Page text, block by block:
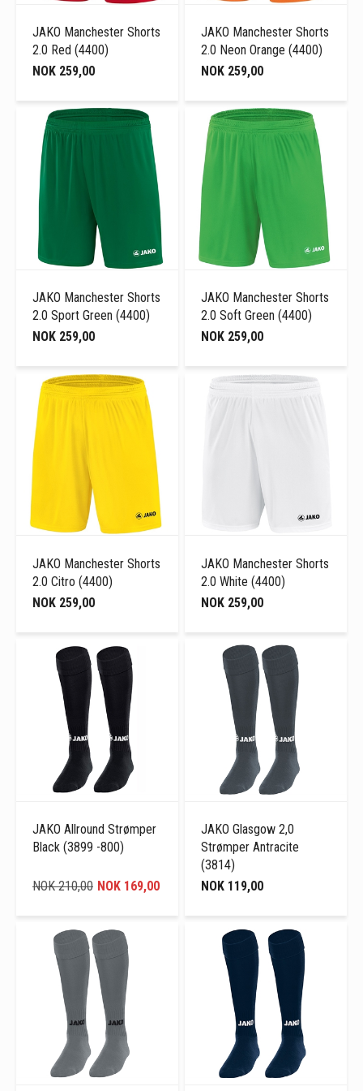
JAKO Manchester Shorts
2.0 Red (4400)
NOK 259,00
JAKO Manchester Shorts
2.0 Neon Orange (4400)
NOK 259,00
JAKO Manchester Shorts
2.0 Sport Green (4400)
NOK 259,00
JAKO Manchester Shorts
2.0 Soft Green (4400)
NOK 259,00
JAKO Manchester Shorts
2.0 Citro (4400)
NOK 259,00
JAKO Manchester Shorts
2.0 White (4400)
NOK 259,00
JAKO Allround Strømper
Black (3899 -800)
NOK 169,00
NOK 210,00
JAKO Glasgow 2,0
Strømper Antracite
(3814)
NOK 119,00